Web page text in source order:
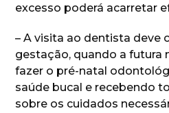
excesso poderá acarretar
– A visita ao dentista deve
gestação, quando a futura
fazer o pré-natal
saúde bucal e recebendo
sobre os cuidados